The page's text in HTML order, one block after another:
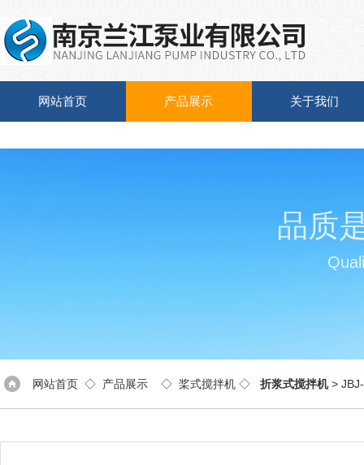
网站首页 产品展示 关于我们
品质
网站首页 ◇ 产品展示 ◇ 桨式搅拌机 ◇ 折浆式搅拌机>